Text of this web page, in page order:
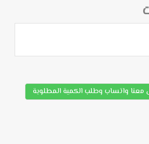
معنا واتساب وطلب الكمية المطلوبة